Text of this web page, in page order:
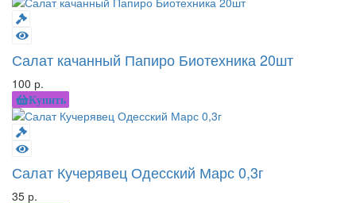
Салат качанный Папиро Биотехника 20шт
100 р.
Купить
Салат Кучерявец Одесский Марс 0,3г
35 р.